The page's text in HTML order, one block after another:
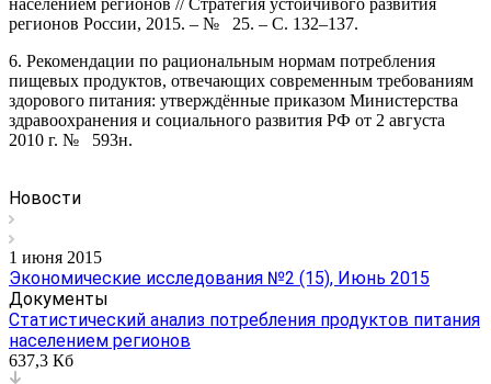
регионов России, 2015. – № 25. – С. 132–137.
6. Рекомендации по рациональным нормам потребления
пищевых продуктов, отвечающих современным требованиям
здорового питания: утверждённые приказом Министерства
здравоохранения и социального развития РФ от 2 августа
2010 г. № 593н.
Новости
1 июня 2015
Экономические исследования №2 (15), Июнь 2015
Документы
Статистический анализ потребления продуктов питания
населением регионов
637,3 Кб